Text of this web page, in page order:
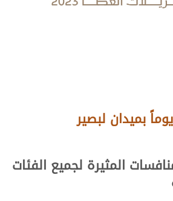
المثيرة لجميع الفئات